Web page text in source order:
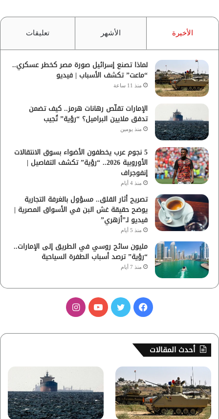
الأخيرة الأشهر تعليقات
لماذا تصنع إسرائيل صورة مصر كخطر عسكري..
“ماعت” تكشف الأسباب | فيديو
منذ 11 ساعة
الإمارات تقلّص رهانات هرمز.. كيف تضمن
تدفق ملايين البراميل؟ “رؤية” تُجيب
منذ يومين
5 نجوم عرب يخطفون الأضواء بسوق الانتقالات
الأوروبية 2026.. “رؤية” تكشف التفاصيل |
إنفوجراف
منذ 4 أيام
تصريح أثار القلق.. مسؤول بالغرفة التجارية
يوضح حقيقة غش البن في الأسواق المصرية |
فيديو لـ”أزهري”
منذ 5 أيام
مليون سائح روسي في الطريق إلى الإمارات..
“رؤية” ترصد أسباب الطفرة السياحية
منذ 7 أيام
س
ب
و
ك
ر
ي
و
ب
ت
ق
ر
أحدث المقالات